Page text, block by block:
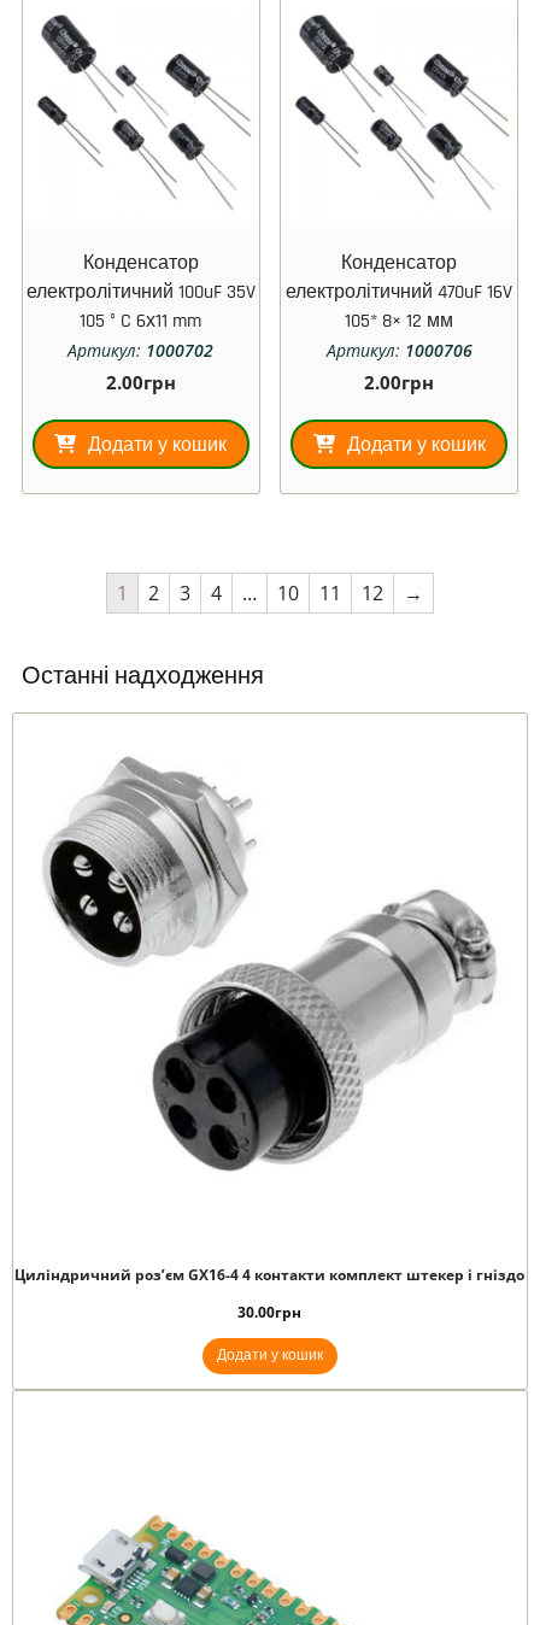
Конденсатор
електролітичний 100uF 35V
105 ° C 6х11 mm
Артикул: 1000702
2.00грн
Додати у кошик
Конденсатор
електролітичний 470uF 16V
105* 8× 12 мм
Артикул: 1000706
2.00грн
Додати у кошик
1 2 3 4 … 10 11 12 →
Останні надходження
Циліндричний роз’єм GX16-4 4 контакти комплект штекер і гніздо
30.00грн
Додати у кошик